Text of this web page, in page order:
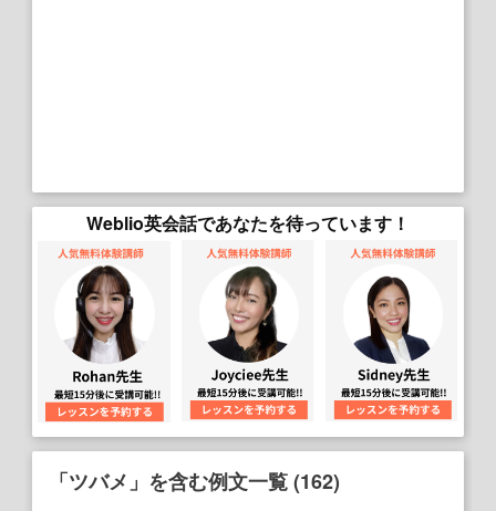
Weblio英会話であなたを待っています！
「ツバメ」を含む例文一覧 (162)